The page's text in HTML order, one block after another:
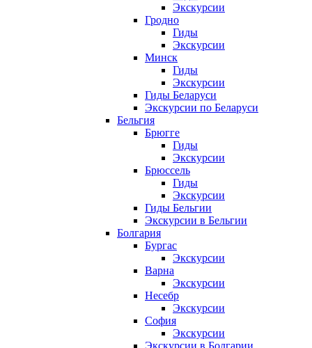
Экскурсии
Гродно
Гиды
Экскурсии
Минск
Гиды
Экскурсии
Гиды Беларуси
Экскурсии по Беларуси
Бельгия
Брюгге
Гиды
Экскурсии
Брюссель
Гиды
Экскурсии
Гиды Бельгии
Экскурсии в Бельгии
Болгария
Бургас
Экскурсии
Варна
Экскурсии
Несебр
Экскурсии
София
Экскурсии
Экскурсии в Болгарии